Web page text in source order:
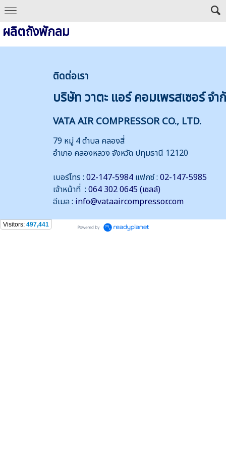
ผลิตถังพักลม
ติดต่อเรา
บริษัท วาตะ แอร์ คอมเพรสเซอร์ จำ
VATA AIR COMPRESSOR CO., LTD.
79 หมู่ 4 ตำบล คลองสี่
อำเภอ คลองหลวง จังหวัด ปทุมธานี 12120
เบอร์โทร : 02-147-5984 แฟกซ์ : 02-147-5985
เจ้าหน้าที่ : 064 302 0645 (เซลล์)
อีเมล : info@vataaircompressor.com
Visitors: 497,441